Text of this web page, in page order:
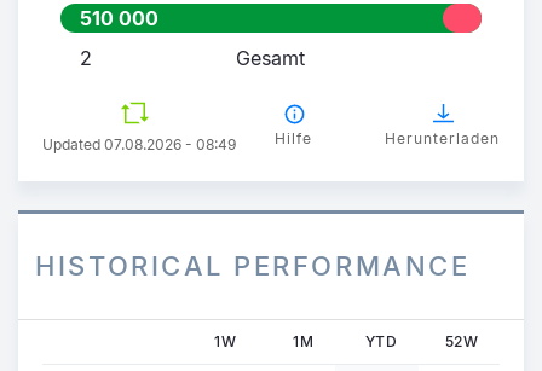
510 000
2
Gesamt
Updated 07.08.2026 - 08:49 Hilfe Herunterladen
HISTORICAL PERFORMANCE
1W 1M YTD 52W